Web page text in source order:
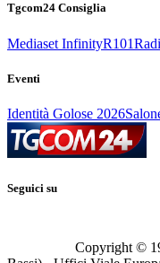
Tgcom24 Consiglia
Mediaset InfinityR101
Eventi
Identità Golose 2026
Seguici su
Copyright ©